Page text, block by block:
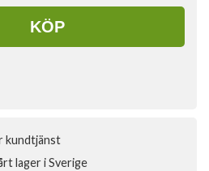
KÖP
kundtjänst
lager i Sverige